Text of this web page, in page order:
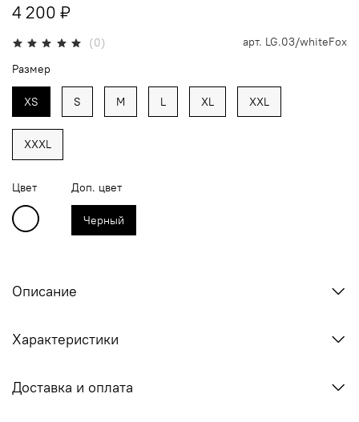
(0) арт. LG.03/whiteFox
4 200 ₽
Размер
XS S M L XL XXL
XXXL
Цвет Доп. цвет
Черный
Описание
Характеристики
Доставка и оплата